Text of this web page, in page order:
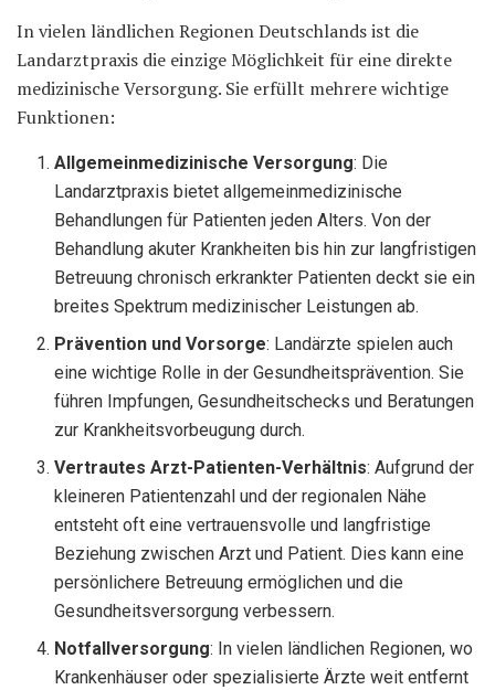
In vielen ländlichen Regionen Deutschlands ist die
Landarztpraxis die einzige Möglichkeit für eine direkte
medizinische Versorgung. Sie erfüllt mehrere wichtige
Funktionen:
Allgemeinmedizinische Versorgung: Die
Landarztpraxis bietet allgemeinmedizinische
Behandlungen für Patienten jeden Alters. Von der
Behandlung akuter Krankheiten bis hin zur langfristigen
Betreuung chronisch erkrankter Patienten deckt sie ein
breites Spektrum medizinischer Leistungen ab.
Prävention und Vorsorge: Landärzte spielen auch
eine wichtige Rolle in der Gesundheitsprävention. Sie
führen Impfungen, Gesundheitschecks und Beratungen
zur Krankheitsvorbeugung durch.
Vertrautes Arzt-Patienten-Verhältnis: Aufgrund der
kleineren Patientenzahl und der regionalen Nähe
entsteht oft eine vertrauensvolle und langfristige
Beziehung zwischen Arzt und Patient. Dies kann eine
persönlichere Betreuung ermöglichen und die
Gesundheitsversorgung verbessern.
Notfallversorgung: In vielen ländlichen Regionen, wo
Krankenhäuser oder spezialisierte Ärzte weit entfernt